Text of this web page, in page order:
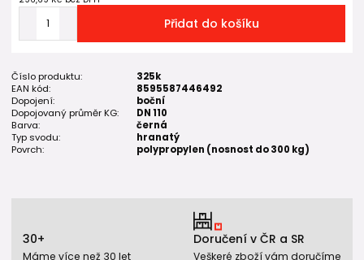
Přidat do košíku
Číslo produktu:
325k
EAN kód:
8595587446492
Dopojení:
boční
Dopojovaný průměr KG:
DN 110
Barva:
černá
Typ svodu:
hranatý
Povrch:
polypropylen (nosnost do 300 kg)
30+
Máme více než 30 let
Doručení v ČR a SR
Veškeré zboží vám doručíme